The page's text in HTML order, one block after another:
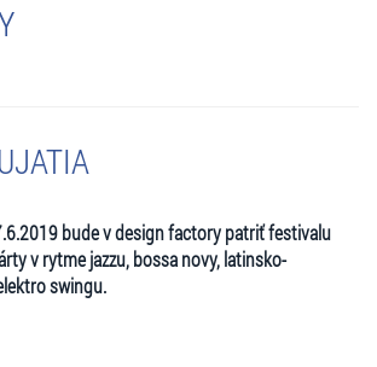
bude v design factory patriť festivalu
v rytme jazzu, bossa novy, latinsko-
swingu.